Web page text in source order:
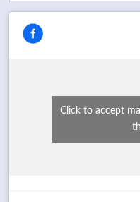
Click to accept